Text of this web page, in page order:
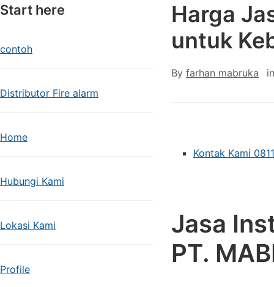
Start here
contoh
Distributor Fire alarm
Home
Hubungi Kami
Lokasi Kami
Profile
Harga
untuk
By farhan mabruka
Kontak Kami
Jasa
PT.